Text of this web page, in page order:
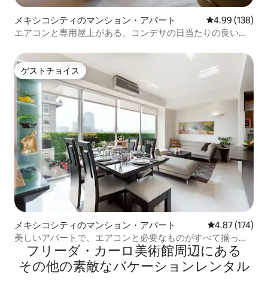
メキシコシティのマンション・アパート レビュー138
4.99 (138)
エアコンと専用屋上がある、コンデサの日当たりの良いア
ゲストチョイス
ゲストチョイス
メキシコシティのマンション・アパート レビュー174
4.87 (174)
美しいアパートで、エアコンと必要なものがすべて揃って
います
フリーダ・カーロ美術館⁠周⁠辺⁠に⁠あ⁠る
そ⁠の⁠他⁠の素⁠敵⁠なバ⁠ケ⁠ー⁠シ⁠ョ⁠ン⁠レ⁠ン⁠タ⁠ル